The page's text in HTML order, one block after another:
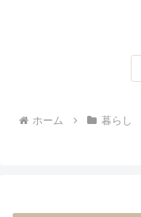
ホーム 暮らし